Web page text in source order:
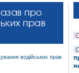
про
прав